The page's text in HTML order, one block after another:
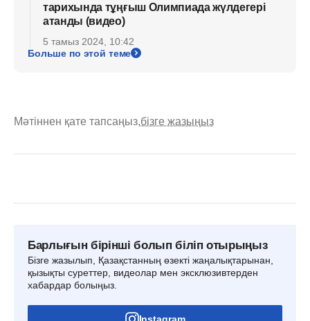
тарихында тұңғыш Олимпиада жүлдегері
атанды (видео)
5 тамыз 2024, 10:42
Больше по этой теме
Мәтіннен қате тапсаңыз,бізге жазыңыз
Барлығын бірінші болып біліп отырыңыз
Бізге жазылып, Қазақстанның өзекті жаңалықтарынан,
қызықты суреттер, видеолар мен эксклюзивтерден
хабардар болыңыз.
Instagram